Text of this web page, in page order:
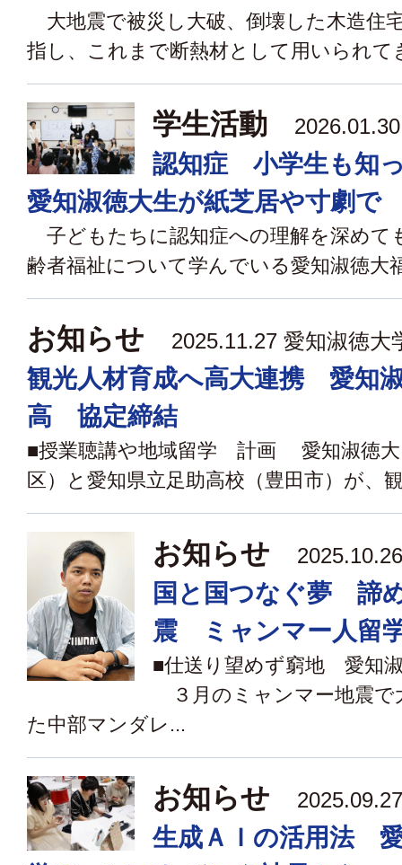
大地震で被災し大破、倒壊した木造住
指し、これまで断熱材として用いられて
学生活動
認知症 小学生も
愛知淑徳大生が紙芝居や寸劇で
子どもたちに認知症への理解を深めて
齢者福祉について学んでいる愛知淑徳大
お知らせ 2025.11.27 愛知淑徳大
観光人材育成へ高大連携 愛知
高 協定締結
■授業聴講や地域留学 計画 愛知淑徳大
区）と愛知県立足助高校（豊田市）が、
お知らせ
国と国つなぐ夢 諦
震 ミャンマー人留
■仕送り望めず窮地 愛知
３月のミャンマー地震で
た中部マンダレ...
お知らせ
生成ＡＩの活用法